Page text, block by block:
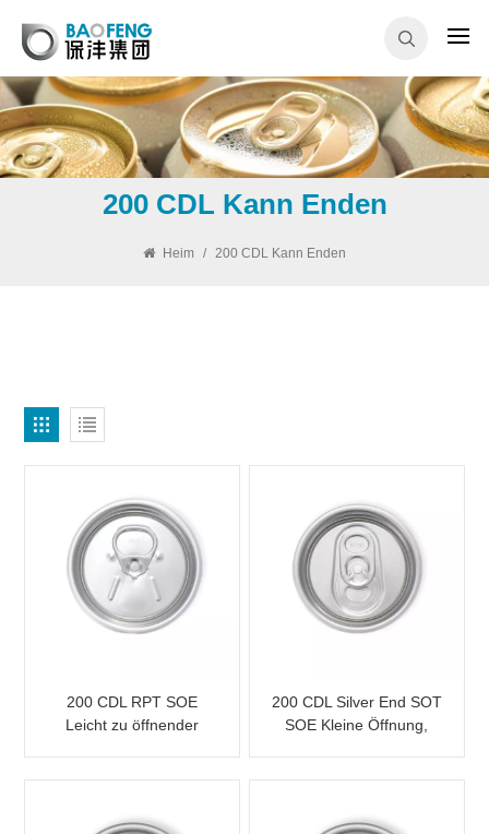
200 CDL Kann Enden
Heim / 200 CDL Kann Enden
200 CDL RPT SOE
Leicht zu öffnender
200 CDL Silver End SOT
SOE Kleine Öffnung,